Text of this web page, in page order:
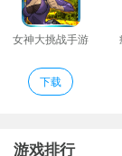
慢病管理：针对
服务；
健康之友亮点
1、预约挂号：网
女神大挑战手游
下载
游戏排行